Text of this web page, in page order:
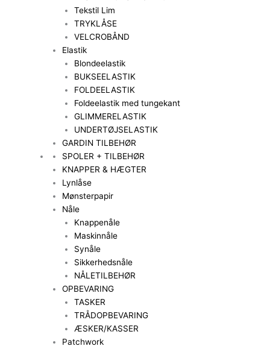
Tekstil Lim
TRYKLÅSE
VELCROBÅND
Elastik
Blondeelastik
BUKSEELASTIK
FOLDEELASTIK
Foldeelastik med tungekant
GLIMMERELASTIK
UNDERTØJSELASTIK
GARDIN TILBEHØR
SPOLER + TILBEHØR
KNAPPER & HÆGTER
Lynlåse
Mønsterpapir
Nåle
Knappenåle
Maskinnåle
Synåle
Sikkerhedsnåle
NÅLETILBEHØR
OPBEVARING
TASKER
TRÅDOPBEVARING
ÆSKER/KASSER
Patchwork